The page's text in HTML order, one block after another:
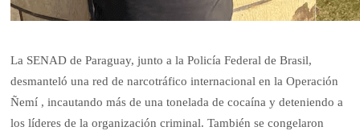
La SENAD de Paraguay, junto a la Policía Federal de Brasil,
desmanteló una red de narcotráfico internacional en la Operación
Ñemí , incautando más de una tonelada de cocaína y deteniendo a
los líderes de la organización criminal. También se congelaron